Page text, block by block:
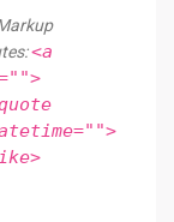
<a